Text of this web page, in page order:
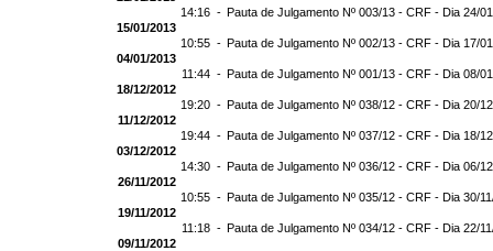
14:16 - Pauta de Julgamento Nº 003/13 - CRF - Dia 24/
15/01/2013
10:55 - Pauta de Julgamento Nº 002/13 - CRF - Dia 17/
04/01/2013
11:44 - Pauta de Julgamento Nº 001/13 - CRF - Dia 08/
18/12/2012
19:20 - Pauta de Julgamento Nº 038/12 - CRF - Dia 20/
11/12/2012
19:44 - Pauta de Julgamento Nº 037/12 - CRF - Dia 18/
03/12/2012
14:30 - Pauta de Julgamento Nº 036/12 - CRF - Dia 06/
26/11/2012
10:55 - Pauta de Julgamento Nº 035/12 - CRF - Dia 30/
19/11/2012
11:18 - Pauta de Julgamento Nº 034/12 - CRF - Dia 22/
09/11/2012